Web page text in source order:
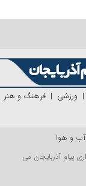
ورزشی | فرهنگ و هنر
آب و هوا
پیام آذربایجان می